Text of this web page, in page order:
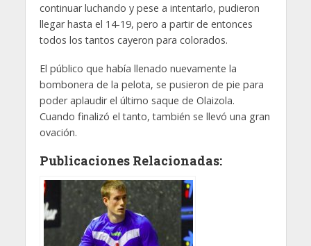
continuar luchando y pese a intentarlo, pudieron
llegar hasta el 14-19, pero a partir de entonces
todos los tantos cayeron para colorados.
El público que había llenado nuevamente la
bombonera de la pelota, se pusieron de pie para
poder aplaudir el último saque de Olaizola.
Cuando finalizó el tanto, también se llevó una gran
ovación.
Publicaciones Relacionadas: